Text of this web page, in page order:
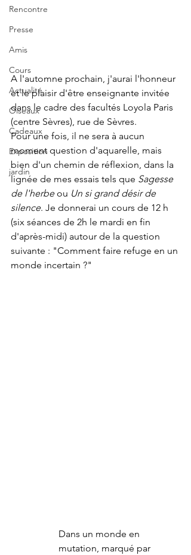
Rencontre
Presse
Amis
Cours
Actualité
Oiseaux
Cadeaux
Exposition
jardin
A l'automne prochain, j'aurai l'honneur
et le plaisir d'être enseignante invitée
dans le cadre des facultés Loyola Paris
(centre Sèvres), rue de Sèvres.
Pour une fois, il ne sera à aucun
moment question d'aquarelle, mais
bien d'un chemin de réflexion, dans la
lignée de mes essais tels que Sagesse
de l'herbe ou Un si grand désir de
silence. Je donnerai un cours de 12 h
(six séances de 2h le mardi en fin
d'après-midi) autour de la question
suivante : "Comment faire refuge en un
monde incertain ?"
Dans un monde en
mutation, marqué par